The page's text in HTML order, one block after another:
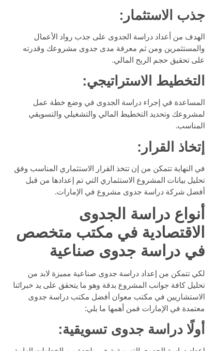
جذب الاستثمار:
الهدف من أعداد دراسة الجدوى على جذب رواد الأعمال
والمستثمرين ومن ثم معرفة مدى جدوى مشروعك وقدرته
على تحقيق حجم الربح المالي.
التخطيط الاستراتيجي:
المساعدة في إجراء دراسة الجدوى في وضع خطة عمل
لمشروعك وتحديد التخطيط المالي والتشغيلي والتسويقي
المناسب.
إتخاذ القرار:
في النهاية تتمكن من إن تتخذ القرار الاستثماري المناسب وفق
تحليل بيانات المشروع الاستثماري التي تم إعدادها من قبل
أفضل شركة دراسة جدوى مشروع في الإمارات.
أنواع دراسة الجدوى
الاقتصادية في مكتب متخصص
في دراسة جدوى صناعية
لكي تتمكن من إعداد دراسة جدوى صناعية مميزة لابد من
تحليل كافة جوانب المشروع بدقة وهو ما يتحقق على يد خبرائنا
الاستشاريين في مكتب معوان أفضل مكتب دراسة جدوى
معتمدة في الإمارات فمن أهمها ما يلي:
أولًا دراسة جدوى تسويقية: